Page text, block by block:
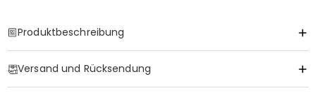
Produktbeschreibung
Versand und Rücksendung